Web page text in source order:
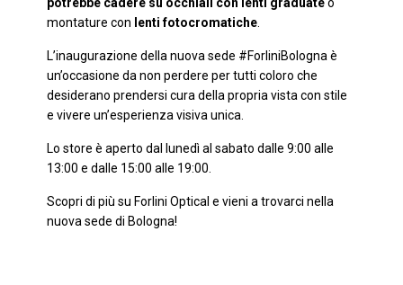
montature con lenti fotocromatiche.
L’inaugurazione della nuova sede #ForliniBologna è
un’occasione da non perdere per tutti coloro che
desiderano prendersi cura della propria vista con stile
e vivere un’esperienza visiva unica.
Lo store è aperto dal lunedì al sabato dalle 9:00 alle
13:00 e dalle 15:00 alle 19:00.
Scopri di più su Forlini Optical e vieni a trovarci nella
nuova sede di Bologna!